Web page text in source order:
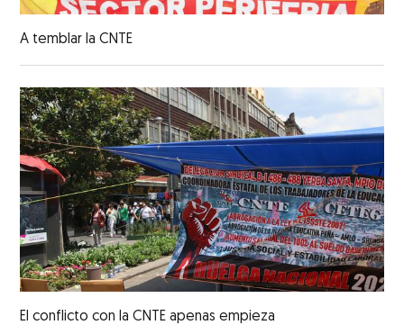
A temblar la CNTE
El conflicto con la CNTE apenas empieza